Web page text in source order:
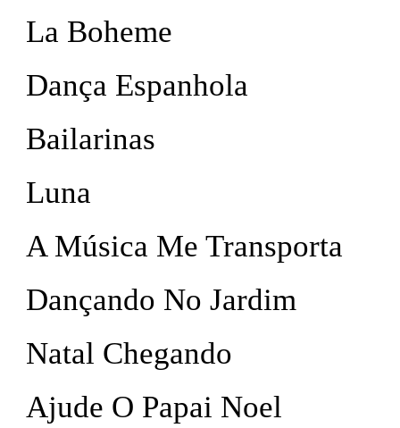
La Boheme
Dança Espanhola
Bailarinas
Luna
A Música Me Transporta
Dançando No Jardim
Natal Chegando
Ajude O Papai Noel